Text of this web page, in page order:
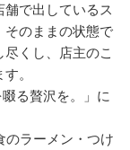
で出しているス
そのままの状態で
くし、店主のこ
。
る贅沢を。」に
ラーメン・つけ